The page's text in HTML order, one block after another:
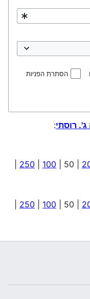
הסתרת הפניות
רוסתי:
50
100
250
50
100
250